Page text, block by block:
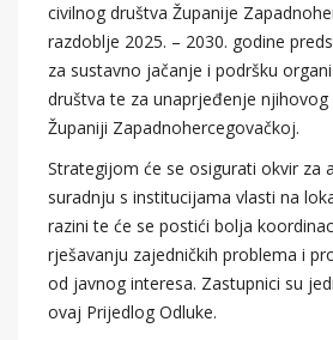
civilnog društva Županije
razdoblje 2025. – 2030. godine
za sustavno jačanje i podršku
društva te za unaprjeđenje njihovog
Županiji Zapadnohercegovačkoj.
Strategijom će se osigurati okvir za
suradnju s institucijama vlasti na
razini te će se postići bolja
rješavanju zajedničkih problema i
od javnog interesa. Zastupnici su
ovaj Prijedlog Odluke.